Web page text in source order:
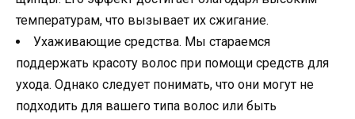
температурам, что вызывает их сжигание.
Ухаживающие средства. Мы стараемся
поддержать красоту волос при помощи средств для
ухода. Однако следует понимать, что они могут не
подходить для вашего типа волос или быть